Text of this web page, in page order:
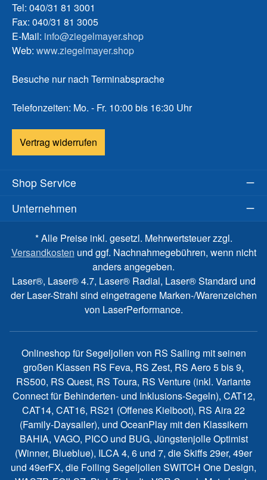
Tel: 040/31 81 3001
Fax: 040/31 81 3005
E-Mail: info@ziegelmayer.shop
Web: www.ziegelmayer.shop
Besuche nur nach Terminabsprache
Telefonzeiten: Mo. - Fr. 10:00 bis 16:30 Uhr
Vertrag widerrufen
Shop Service
Unternehmen
* Alle Preise inkl. gesetzl. Mehrwertsteuer zzgl.
Versandkosten und ggf. Nachnahmegebühren, wenn nicht
anders angegeben.
Laser®, Laser® 4.7, Laser® Radial, Laser® Standard und
der Laser-Strahl sind eingetragene Marken-/Warenzeichen
von LaserPerformance.
Onlineshop für Segeljollen von RS Sailing mit seinen
großen Klassen RS Feva, RS Zest, RS Aero 5 bis 9,
RS500, RS Quest, RS Toura, RS Venture (inkl. Variante
Connect für Behinderten- und Inklusions-Segeln), CAT12,
CAT14, CAT16, RS21 (Offenes Kielboot), RS Aira 22
(Family-Daysailer), und OceanPlay mit den Klassikern
BAHIA, VAGO, PICO und BUG, Jüngstenjolle Optimist
(Winner, Blueblue), ILCA 4, 6 und 7, die Skiffs 29er, 49er
und 49erFX, die Foiling Segeljollen SWITCH One Design,